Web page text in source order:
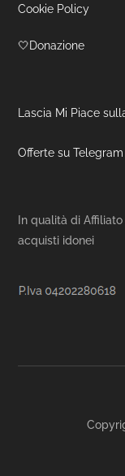
Cookie Policy
🤍Donazione
Lascia Mi Piace
Offerte su Telegram
In qualità di
acquisti idonei